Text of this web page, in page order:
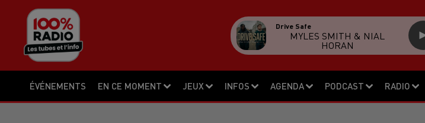
ÉVÉNEMENTS EN CE MOMENT JEUX INFOS AGENDA PODCAST RADIO
Drive Safe
MYLES SMITH & NIAL
HORAN